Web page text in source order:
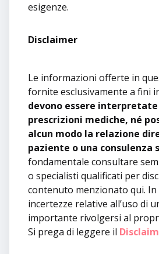
esigenze.
Disclaimer
Le informazioni offerte in
fornite esclusivamente a fini
devono essere
prescrizioni mediche, né
alcun modo la relazione
paziente o una consulenza
fondamentale consultare
o specialisti qualificati per
contenuto menzionato qui. In
incertezze relative all’uso di
importante rivolgersi al
Si prega di leggere il